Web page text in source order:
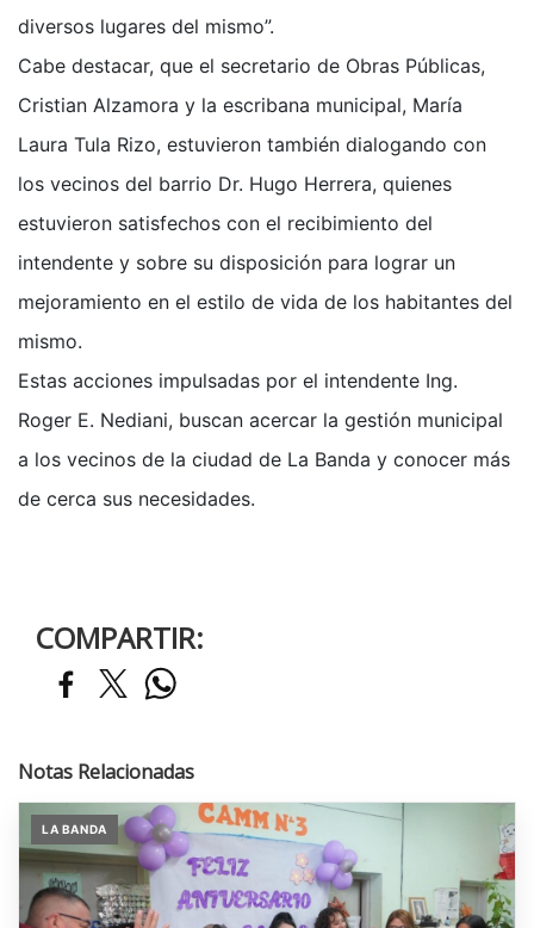
diversos lugares del mismo”.
Cabe destacar, que el secretario de Obras Públicas,
Cristian Alzamora y la escribana municipal, María
Laura Tula Rizo, estuvieron también dialogando con
los vecinos del barrio Dr. Hugo Herrera, quienes
estuvieron satisfechos con el recibimiento del
intendente y sobre su disposición para lograr un
mejoramiento en el estilo de vida de los habitantes del
mismo.
Estas acciones impulsadas por el intendente Ing.
Roger E. Nediani, buscan acercar la gestión municipal
a los vecinos de la ciudad de La Banda y conocer más
de cerca sus necesidades.
COMPARTIR:
Notas Relacionadas
LA BANDA